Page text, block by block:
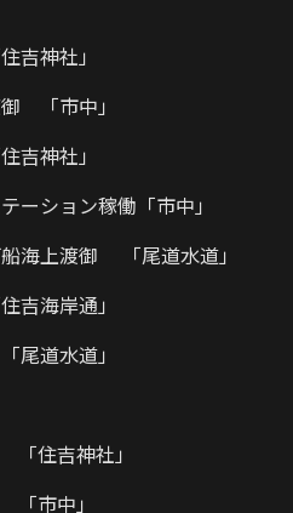
神社」
「市中」
神社」
ション稼働「市中」
海上渡御 「尾道水道」
海岸通」
道水道」
住吉神社」
市中」